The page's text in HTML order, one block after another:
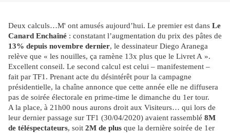
Deux calculs…M' ont amusés aujourd’hui. Le premier est dans Le
Canard Enchaîné : constatant l’augmentation du prix des pâtes de
13% depuis novembre dernier, le dessinateur Diego Aranega
relève que « les nouilles, ça ramène 13x plus que le Livret A ».
Excellent conseil. Le second calcul est celui – manifestement –
fait par TF1. Prenant acte du désintérêt pour la campagne
présidentielle, la chaîne annonce que cette année elle ne diffusera
pas de soirée électorale en prime-time le dimanche du 1er tour.
A la place, à 21h00 nous aurons droit aux Visiteurs… qui lors de
leur dernier passage sur TF1 (30/04/2020) avaient rassemblé 8M
de téléspectateurs, soit 2M de plus que la dernière soirée de 1er